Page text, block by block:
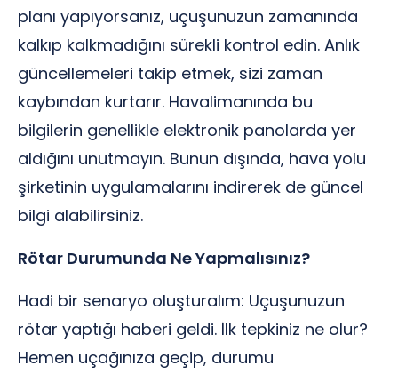
planı yapıyorsanız, uçuşunuzun zamanında
kalkıp kalkmadığını sürekli kontrol edin. Anlık
güncellemeleri takip etmek, sizi zaman
kaybından kurtarır. Havalimanında bu
bilgilerin genellikle elektronik panolarda yer
aldığını unutmayın. Bunun dışında, hava yolu
şirketinin uygulamalarını indirerek de güncel
bilgi alabilirsiniz.
Rötar Durumunda Ne Yapmalısınız?
Hadi bir senaryo oluşturalım: Uçuşunuzun
rötar yaptığı haberi geldi. İlk tepkiniz ne olur?
Hemen uçağınıza geçip, durumu